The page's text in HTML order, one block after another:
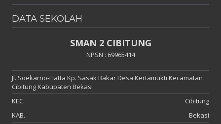
DATA SEKOLAH
SMAN 2 CIBITUNG
NPSN : 69965414
Jl. Soekarno-Hatta Kp. Sasak Bakar Desa Kertamukti Kecamatan
Cibitung Kabupaten Bekasi
KEC.
Cibitung
KAB.
Bekasi